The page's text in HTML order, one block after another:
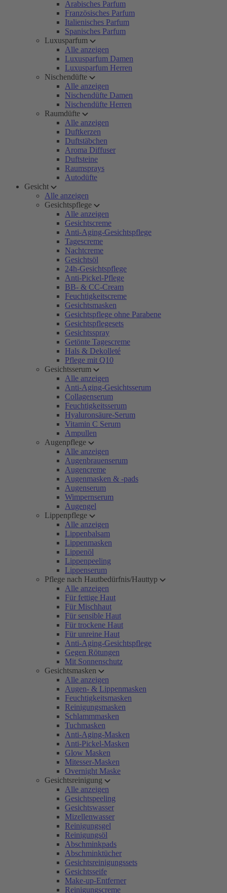
Arabisches Parfum
Französisches Parfum
Italienisches Parfum
Spanisches Parfum
Luxusparfum
Alle anzeigen
Luxusparfum Damen
Luxusparfum Herren
Nischendüfte
Alle anzeigen
Nischendüfte Damen
Nischendüfte Herren
Raumdüfte
Alle anzeigen
Duftkerzen
Duftstäbchen
Aroma Diffuser
Duftsteine
Raumsprays
Autodüfte
Gesicht
Alle anzeigen
Gesichtspflege
Alle anzeigen
Gesichtscreme
Anti-Aging-Gesichtspflege
Tagescreme
Nachtcreme
Gesichtsöl
24h-Gesichtspflege
Anti-Pickel-Pflege
BB- & CC-Cream
Feuchtigkeitscreme
Gesichtsmasken
Gesichtspflege ohne Parabene
Gesichtspflegesets
Gesichtsspray
Getönte Tagescreme
Hals & Dekolleté
Pflege mit Q10
Gesichtsserum
Alle anzeigen
Anti-Aging-Gesichtsserum
Collagenserum
Feuchtigkeitsserum
Hyaluronsäure-Serum
Vitamin C Serum
Ampullen
Augenpflege
Alle anzeigen
Augenbrauenserum
Augencreme
Augenmasken & -pads
Augenserum
Wimpernserum
Augengel
Lippenpflege
Alle anzeigen
Lippenbalsam
Lippenmasken
Lippenöl
Lippenpeeling
Lippenserum
Pflege nach Hautbedürfnis/Hauttyp
Alle anzeigen
Für fettige Haut
Für Mischhaut
Für sensible Haut
Für trockene Haut
Für unreine Haut
Anti-Aging-Gesichtspflege
Gegen Rötungen
Mit Sonnenschutz
Gesichtsmasken
Alle anzeigen
Augen- & Lippenmasken
Feuchtigkeitsmasken
Reinigungsmasken
Schlammmasken
Tuchmasken
Anti-Aging-Masken
Anti-Pickel-Masken
Glow Masken
Mitesser-Masken
Overnight Maske
Gesichtsreinigung
Alle anzeigen
Gesichtspeeling
Gesichtswasser
Mizellenwasser
Reinigungsgel
Reinigungsöl
Abschminkpads
Abschminktücher
Gesichtsreinigungssets
Gesichtsseife
Make-up-Entferner
Reinigungscreme